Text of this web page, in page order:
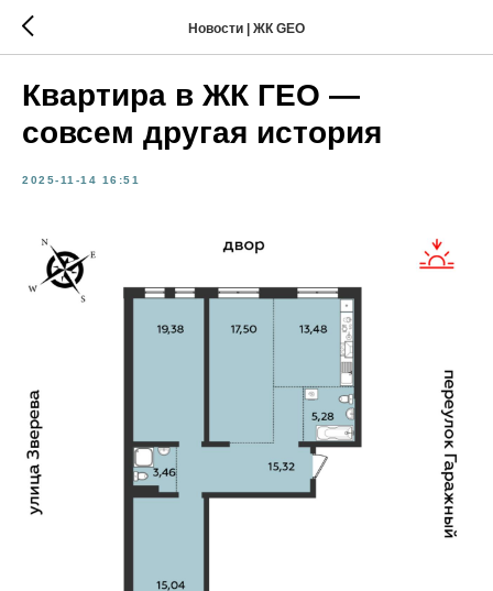
Новости | ЖК GEO
Квартира в ЖК ГЕО —
совсем другая история
2025-11-14 16:51